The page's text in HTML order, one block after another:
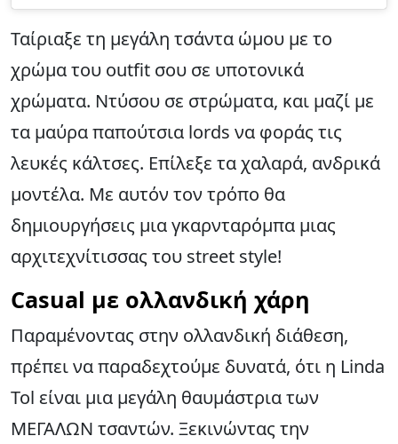
Ταίριαξε τη μεγάλη τσάντα ώμου με το
χρώμα του outfit σου σε υποτονικά
χρώματα. Ντύσου σε στρώματα, και μαζί με
τα μαύρα παπούτσια lords να φοράς τις
λευκές κάλτσες. Επίλεξε τα χαλαρά, ανδρικά
μοντέλα. Με αυτόν τον τρόπο θα
δημιουργήσεις μια γκαρνταρόμπα μιας
αρχιτεχνίτισσας του street style!
Casual με ολλανδική χάρη
Παραμένοντας στην ολλανδική διάθεση,
πρέπει να παραδεχτούμε δυνατά, ότι η Linda
Tol είναι μια μεγάλη θαυμάστρια των
ΜΕΓΑΛΩΝ τσαντών. Ξεκινώντας την